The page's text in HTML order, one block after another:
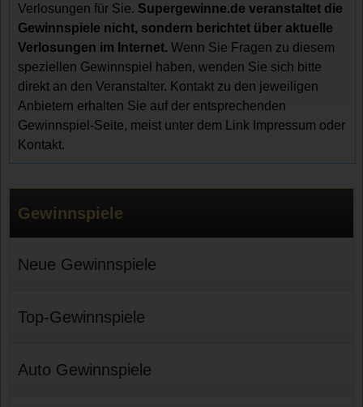
Verlosungen für Sie. Supergewinne.de veranstaltet die
Gewinnspiele nicht, sondern berichtet über aktuelle
Verlosungen im Internet. Wenn Sie Fragen zu diesem
speziellen Gewinnspiel haben, wenden Sie sich bitte
direkt an den Veranstalter. Kontakt zu den jeweiligen
Anbietern erhalten Sie auf der entsprechenden
Gewinnspiel-Seite, meist unter dem Link Impressum oder
Kontakt.
Gewinnspiele
Neue Gewinnspiele
Top-Gewinnspiele
Auto Gewinnspiele